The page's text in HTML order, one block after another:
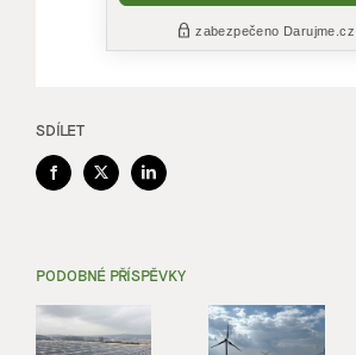
SDÍLET
Facebook
X LinkedIn
PODOBNÉ PŘÍSPĚVKY